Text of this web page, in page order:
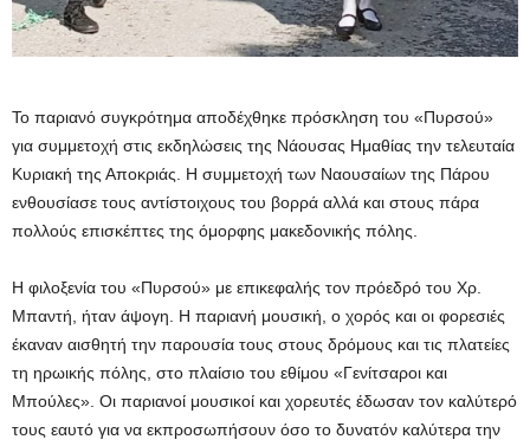
Το παριανό συγκρότημα αποδέχθηκε πρόσκληση του «Πυρσού»
για συμμετοχή στις εκδηλώσεις της Νάουσας Ημαθίας την τελευταία
Κυριακή της Αποκριάς. Η συμμετοχή των Ναουσαίων της Πάρου
ενθουσίασε τους αντίστοιχους του βορρά αλλά και στους πάρα
πολλούς επισκέπτες της όμορφης μακεδονικής πόλης.
Η φιλοξενία του «Πυρσού» με επικεφαλής τον πρόεδρό του Χρ.
Μπαντή, ήταν άψογη. Η παριανή μουσική, ο χορός και οι φορεσιές
έκαναν αισθητή την παρουσία τους στους δρόμους και τις πλατείες
τη ηρωικής πόλης, στο πλαίσιο του εθίμου «Γενίτσαροι και
Μπούλες». Οι παριανοί μουσικοί και χορευτές έδωσαν τον καλύτερό
τους εαυτό για να εκπροσωπήσουν όσο το δυνατόν καλύτερα την